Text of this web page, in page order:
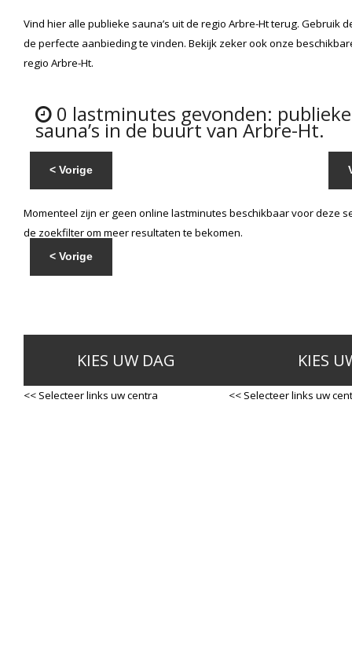
Vind hier alle publieke sauna’s uit de regio Arbre-Htterug. Gebruik
de perfecte aanbieding te vinden. Bekijk zeker ook onze
regio Arbre-Ht.
0 lastminutes gevonden: publieke
sauna’s in de buurt van Arbre-Ht.
< Vorige
Momenteel zijn er geen online lastminutes beschikbaar voor deze
de zoekfilter om meer resultaten te bekomen.
< Vorige
KIES UW DAG
<< Selecteer links uw centra
KIES
<< Selecteer links uw